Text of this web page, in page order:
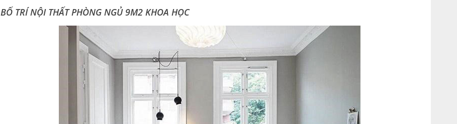
BỐ TRÍ NỘI THẤT PHÒNG NGỦ 9M2 KHOA HỌC